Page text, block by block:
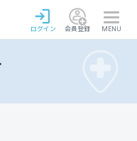
ログイン 会員登録 MENU